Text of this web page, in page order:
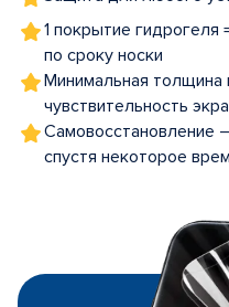
1 покрытие гидрогеля
по сроку носки
Минимальная толщина
чувствительность
Самовосстановление
спустя некоторое